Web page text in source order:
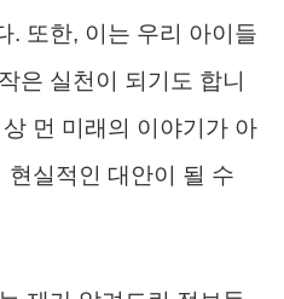
. 또한, 이는 우리 아이들
은 실천이 되기도 합니
먼 미래의 이야기가 아
현실적인 대안이 될 수